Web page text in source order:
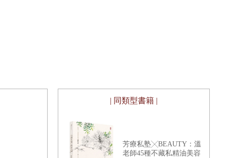
| 同類型書籍 |
芳療私塾╳BEAUTY：溫
老師45種不藏私精油美容